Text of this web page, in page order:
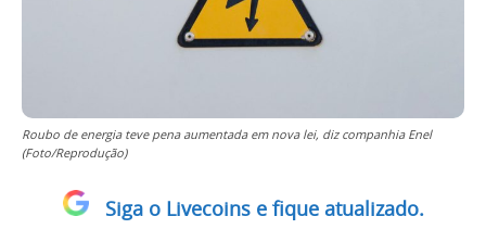
Roubo de energia teve pena aumentada em nova lei, diz companhia Enel
(Foto/Reprodução)
Siga o Livecoins e fique atualizado.